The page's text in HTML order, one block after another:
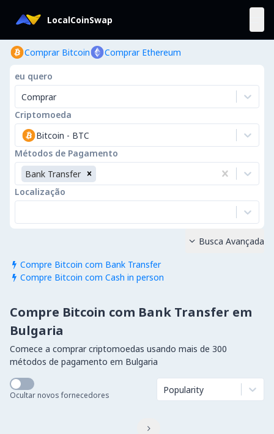
LocalCoinSwap
Comprar Bitcoin Comprar Ethereum
eu quero
Comprar
Criptomoeda
Bitcoin - BTC
Métodos de Pagamento
Bank Transfer
Localização
 Compre Bitcoin com Bank Transfer
 Compre Bitcoin com Cash in person
 Busca Avançada
Compre Bitcoin com Bank Transfer em
Bulgaria
Comece a comprar criptomoedas usando mais de 300
métodos de pagamento em Bulgaria
Ocultar novos fornecedores Popularity
